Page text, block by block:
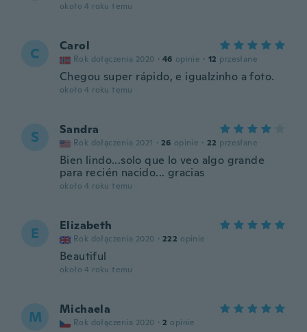
około 4 roku temu
C Carol
Rok dołączenia 2020 · 46 opinie · 12 przesłane
Chegou super rápido, e igualzinho a foto.
około 4 roku temu
S Sandra
Rok dołączenia 2021 · 26 opinie · 22 przesłane
Bien lindo...solo que lo veo algo grande
para recién nacido... gracias
około 4 roku temu
E Elizabeth
Rok dołączenia 2020 · 222 opinie
Beautiful
około 4 roku temu
M Michaela
Rok dołączenia 2020 · 2 opinie